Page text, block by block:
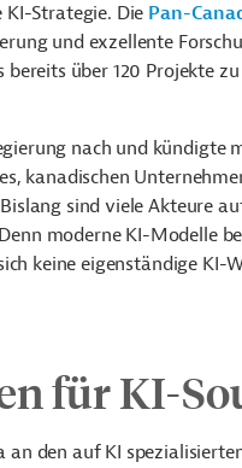
Strategie. Die Pan-
und exzellente
bereits über 120 Projekte
nach und
kanadischen
sind viele Akteure
moderne KI-Modelle
keine eigenständige KI-
für KI-
an den auf KI